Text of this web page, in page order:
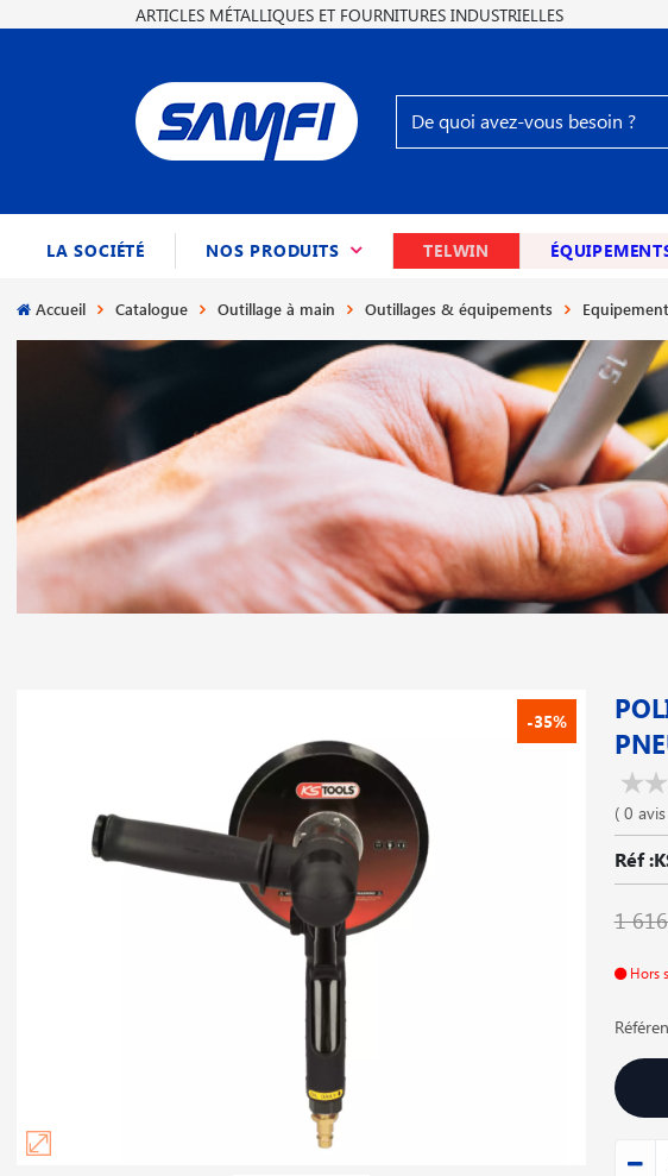
ARTICLES MÉTALLIQUES ET FOURNITURES INDUSTRIELLES
LA SOCIÉTÉ NOS PRODUITS (CURRENT)TELWIN
Accueil Catalogue Outillage à main Outillages & équipements
-35%
( 0
Réf
1
Hors